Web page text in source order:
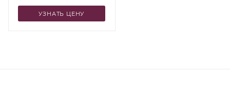
УЗНАТЬ ЦЕНУ